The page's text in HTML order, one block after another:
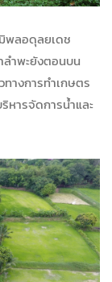
พลอดุลยเดช
ลำพะยังตอนบน
ทางการทำเกษตร
หารจัดการน้ำและ